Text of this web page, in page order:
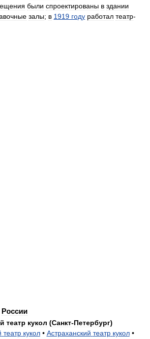
были спроектированы в здании
залы; в 1919 году работал театр-
России
театр кукол (Санкт-Петербург)
театр кукол• Астраханский театр кукол•